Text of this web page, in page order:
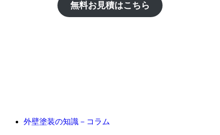
無料お見積はこちら
外壁塗装の知識－コラム